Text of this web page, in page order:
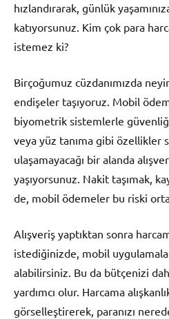
hızlandırarak, günlük
katıyorsunuz. Kim çok para
istemez ki?
Birçoğumuz cüzdanımızda
endişeler taşıyoruz. Mobil
biyometrik sistemlerle
veya yüz tanıma gibi özellikler
ulaşamayacağı bir alanda
yaşıyorsunuz. Nakit taşımak,
de, mobil ödemeler bu riski
Alışveriş yaptıktan sonra
istediğinizde, mobil
alabilirsiniz. Bu da bütçenizi
yardımcı olur. Harcama
görselleştirerek, paranızı